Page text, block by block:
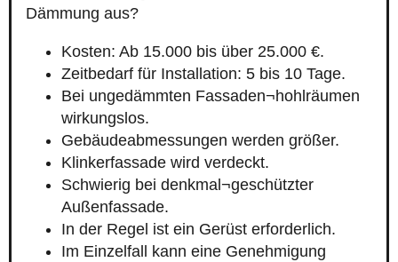
Dämmung aus?
Kosten: Ab 15.000 bis über 25.000 €.
Zeitbedarf für Installation: 5 bis 10 Tage.
Bei ungedämmten Fassaden¬hohlräumen
wirkungslos.
Gebäudeabmessungen werden größer.
Klinkerfassade wird verdeckt.
Schwierig bei denkmal¬geschützter
Außenfassade.
In der Regel ist ein Gerüst erforderlich.
Im Einzelfall kann eine Genehmigung